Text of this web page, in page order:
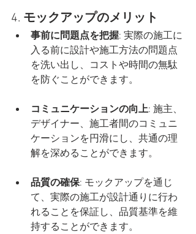
4. モックアップのメリット
事前に問題点を把握: 実際の施工に
入る前に設計や施工方法の問題点
を洗い出し、コストや時間の無駄
を防ぐことができます。
コミュニケーションの向上: 施主、
デザイナー、施工者間のコミュニ
ケーションを円滑にし、共通の理
解を深めることができます。
品質の確保: モックアップを通じ
て、実際の施工が設計通りに行わ
れることを保証し、品質基準を維
持することができます。